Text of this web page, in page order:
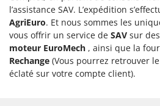
More than chef
MOSA
MOVA
Mowox
MTD
l’assistance SAV. L’expédition
AgriEuro. Et nous sommes les
vous offrir un service de SAV sur
moteur EuroMech , ainsi que la
Rechange (Vous pourrez retrouver
éclaté sur votre compte client).